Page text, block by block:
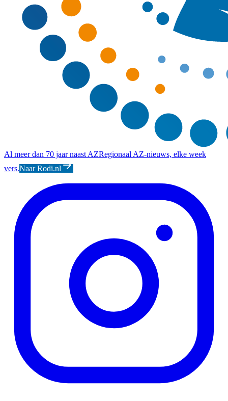
Al meer dan 70 jaar naast AZRegionaal AZ-nieuws, elke week
vers.Naar Rodi.nl